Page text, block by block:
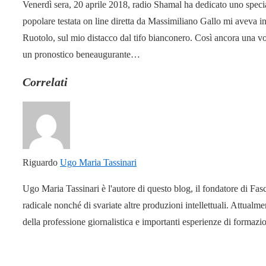
Venerdì sera, 20 aprile 2018, radio Shamal ha dedicato uno
popolare testata on line diretta da Massimiliano Gallo mi aveva
Ruotolo, sul mio distacco dal tifo bianconero. Così ancora una
un pronostico beneaugurante…
Correlati
Riguardo Ugo Maria Tassinari
Ugo Maria Tassinari è l'autore di questo blog, il fondatore di
radicale nonché di svariate altre produzioni intellettuali.
della professione giornalistica e importanti esperienze di